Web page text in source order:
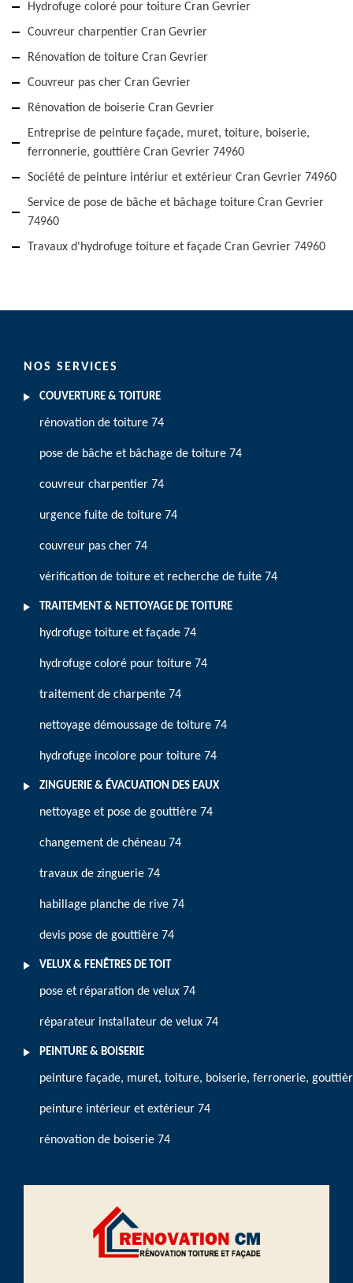
Hydrofuge coloré pour toiture Cran Gevrier
Couvreur charpentier Cran Gevrier
Rénovation de toiture Cran Gevrier
Couvreur pas cher Cran Gevrier
Rénovation de boiserie Cran Gevrier
Entreprise de peinture façade, muret, toiture, boiserie,
ferronnerie, gouttière Cran Gevrier 74960
Société de peinture intériur et extérieur Cran Gevrier 74960
Service de pose de bâche et bâchage toiture Cran Gevrier
74960
Travaux d'hydrofuge toiture et façade Cran Gevrier 74960
NOS SERVICES
COUVERTURE & TOITURE
rénovation de toiture 74
pose de bâche et bâchage de toiture 74
couvreur charpentier 74
urgence fuite de toiture 74
couvreur pas cher 74
vérification de toiture et recherche de fuite 74
TRAITEMENT & NETTOYAGE DE TOITURE
hydrofuge toiture et façade 74
hydrofuge coloré pour toiture 74
traitement de charpente 74
nettoyage démoussage de toiture 74
hydrofuge incolore pour toiture 74
ZINGUERIE & ÉVACUATION DES EAUX
nettoyage et pose de gouttière 74
changement de chéneau 74
travaux de zinguerie 74
habillage planche de rive 74
devis pose de gouttière 74
VELUX & FENÊTRES DE TOIT
pose et réparation de velux 74
réparateur installateur de velux 74
PEINTURE & BOISERIE
peinture façade, muret, toiture, boiserie, ferronerie,
peinture intérieur et extérieur 74
rénovation de boiserie 74